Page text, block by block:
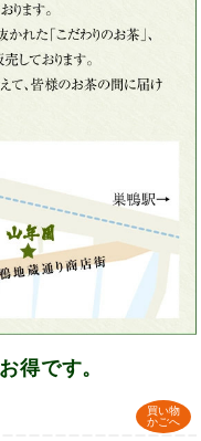
得です。
買い物
かごへ